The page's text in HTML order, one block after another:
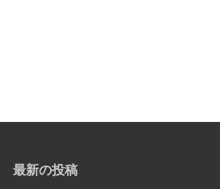
最新の投稿